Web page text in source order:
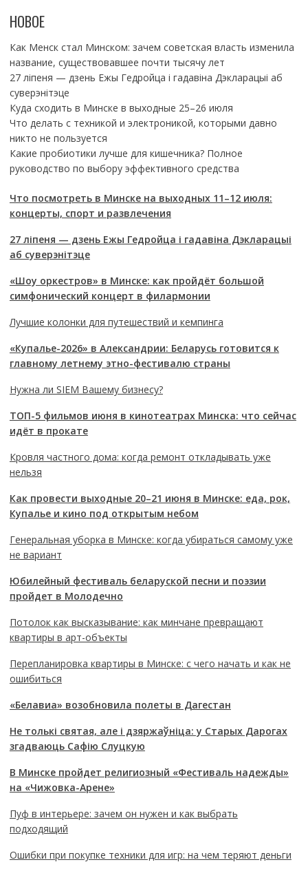
НОВОЕ
Как Менск стал Минском: зачем советская власть изменила
название, существовавшее почти тысячу лет
27 ліпеня — дзень Ежы Гедройца і гадавіна Дэкларацыі аб
суверэнітэце
Куда сходить в Минске в выходные 25–26 июля
Что делать с техникой и электроникой, которыми давно
никто не пользуется
Какие пробиотики лучше для кишечника? Полное
руководство по выбору эффективного средства
Что посмотреть в Минске на выходных 11–12 июля:
концерты, спорт и развлечения
27 ліпеня — дзень Ежы Гедройца і гадавіна Дэкларацыі
аб суверэнітэце
«Шоу оркестров» в Минске: как пройдёт большой
симфонический концерт в филармонии
Лучшие колонки для путешествий и кемпинга
«Купалье-2026» в Александрии: Беларусь готовится к
главному летнему этно-фестивалю страны
Нужна ли SIEM Вашему бизнесу?
ТОП-5 фильмов июня в кинотеатрах Минска: что сейчас
идёт в прокате
Кровля частного дома: когда ремонт откладывать уже
нельзя
Как провести выходные 20–21 июня в Минске: еда, рок,
Купалье и кино под открытым небом
Генеральная уборка в Минске: когда убираться самому уже
не вариант
Юбилейный фестиваль беларуской песни и поэзии
пройдет в Молодечно
Потолок как высказывание: как минчане превращают
квартиры в арт-объекты
Перепланировка квартиры в Минске: с чего начать и как не
ошибиться
«Белавиа» возобновила полеты в Дагестан
Не толькі святая, але і дзяржаўніца: у Старых Дарогах
згадваюць Сафію Слуцкую
В Минске пройдет религиозный «Фестиваль надежды»
на «Чижовка-Арене»
Пуф в интерьере: зачем он нужен и как выбрать
подходящий
Ошибки при покупке техники для игр: на чем теряют деньги